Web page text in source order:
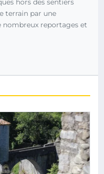
hors des sentiers
terrain par une
nombreux reportages et